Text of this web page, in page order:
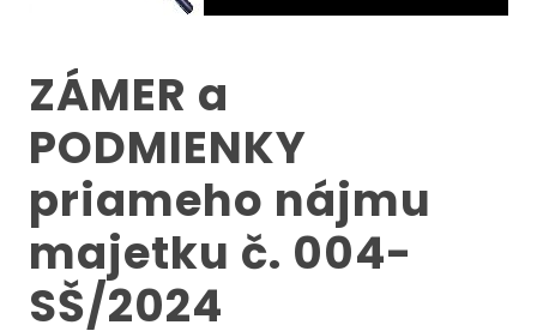
ZÁMER a
PODMIENKY
priameho nájmu
majetku č. 004-
SŠ/2024